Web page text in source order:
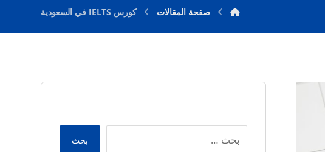
صفحة المقالات كورس IELTS في السعودية
بحث